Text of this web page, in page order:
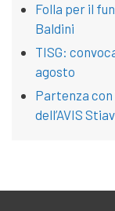
Folla per il
Baldini
TISG:
agosto
Partenza
dell’AVIS